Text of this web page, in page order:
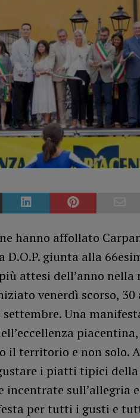
hanno affollato
D.O.P. giunta alla
attesi dell’anno nella
venerdì scorso, 30
Una
territorio e non solo.
i piatti tipici
sull’allegria
per tutti i gusti e